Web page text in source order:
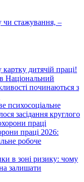
чи стажування, –
дитячій праці!
Національний
починаються з
психосоціальне
засідання круглого
праці
праці 2026:
робоче
в зоні ризику: чому
залишати